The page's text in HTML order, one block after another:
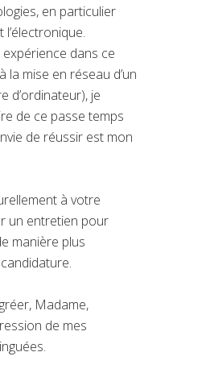
en particulier
l’électronique.
dans ce
la mise en réseau d’un
d’ordinateur), je
de ce passe temps
de réussir est mon
à votre
un entretien pour
manière plus
Madame,
de mes